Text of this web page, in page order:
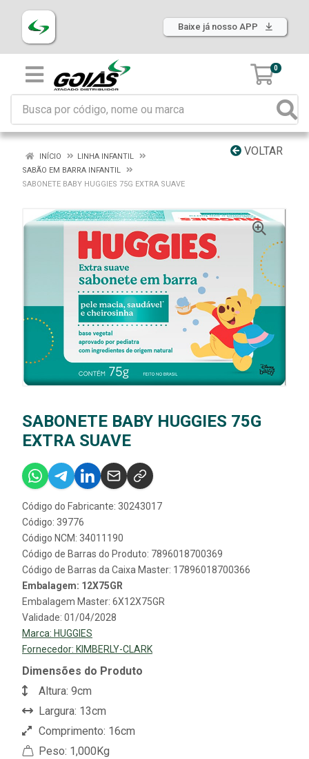
Baixe já nosso APP
0
VOLTAR
INÍCIO
LINHA INFANTIL
SABÃO EM BARRA INFANTIL
SABONETE BABY HUGGIES 75G EXTRA SUAVE
SABONETE BABY HUGGIES 75G
EXTRA SUAVE
Código do Fabricante: 30243017
Código: 39776
Código NCM: 34011190
Código de Barras do Produto: 7896018700369
Código de Barras da Caixa Master: 17896018700366
Embalagem: 12X75GR
Embalagem Master: 6X12X75GR
Validade: 01/04/2028
Marca: HUGGIES
Fornecedor: KIMBERLY-CLARK
Dimensões do Produto
Altura: 9cm
Largura: 13cm
Comprimento: 16cm
Peso: 1,000Kg